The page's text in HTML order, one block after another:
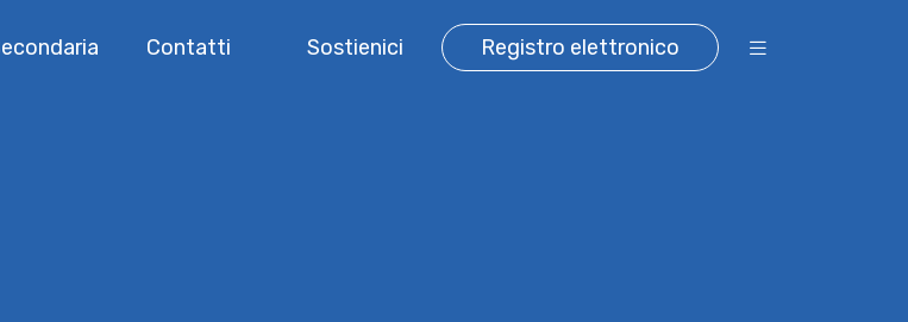
Contatti Sostienici Registro elettronico